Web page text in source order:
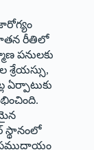
రీతిలో
పనులకు
ఏర్పాటుకు
‌స్థానంలో
‌సముదాయం